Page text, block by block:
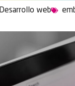
Desarrollo web